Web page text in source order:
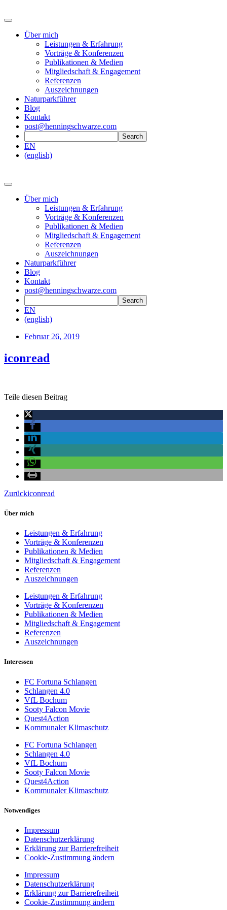
Über mich
Leistungen & Erfahrung
Vorträge & Konferenzen
Publikationen & Medien
Mitgliedschaft & Engagement
Referenzen
Auszeichnungen
Naturparkführer
Blog
Kontakt
post@henningschwarze.com
EN
(english)
Über mich
Leistungen & Erfahrung
Vorträge & Konferenzen
Publikationen & Medien
Mitgliedschaft & Engagement
Referenzen
Auszeichnungen
Naturparkführer
Blog
Kontakt
post@henningschwarze.com
EN
(english)
Februar 26, 2019
iconread
Teile diesen Beitrag
Zurückiconread
Über mich
Leistungen & Erfahrung
Vorträge & Konferenzen
Publikationen & Medien
Mitgliedschaft & Engagement
Referenzen
Auszeichnungen
Leistungen & Erfahrung
Vorträge & Konferenzen
Publikationen & Medien
Mitgliedschaft & Engagement
Referenzen
Auszeichnungen
Interessen
FC Fortuna Schlangen
Schlangen 4.0
VfL Bochum
Sooty Falcon Movie
Quest4Action
Kommunaler Klimaschutz
FC Fortuna Schlangen
Schlangen 4.0
VfL Bochum
Sooty Falcon Movie
Quest4Action
Kommunaler Klimaschutz
Notwendiges
Impressum
Datenschutzerklärung
Erklärung zur Barrierefreiheit
Cookie-Zustimmung ändern
Impressum
Datenschutzerklärung
Erklärung zur Barrierefreiheit
Cookie-Zustimmung ändern